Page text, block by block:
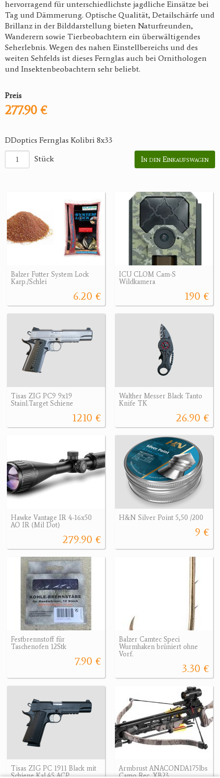
hervorragend für unterschiedlichste jagdliche Einsätze bei
Tag und Dämmerung. Optische Qualität, Detailschärfe und
Brillanz in der Bilddarstellung bieten Naturfreunden,
Wanderern sowie Tierbeobachtern ein überwältigendes
Seherlebnis. Wegen des nahen Einstellbereichs und des
weiten Sehfelds ist dieses Fernglas auch bei Ornithologen
und Insektenbeobachtern sehr beliebt.
Preis
277.90 €
DDoptics Fernglas Kolibri 8x33
Stück
In den Einkaufswagen
Balzer Futter System Lock
Karp./Schlei
6.20 €
ICU CLOM Cam-S
Wildkamera
190 €
Tisas ZIG PC9 9x19
Stainl.Target Schiene
1210 €
Walther Messer Black Tanto
Knife TK
26.90 €
Hawke Vantage IR 4-16x50
AO IR (Mil Dot)
279.90 €
H&N Silver Point 5,50 /200
9 €
Festbrennstoff für
Taschenofen 12Stk
7.90 €
Balzer Camtec Speci
Wurmhaken brüniert ohne
Vorf.
3.30 €
Tisas ZIG PC 1911 Black mit
Schiene Kal.45 ACP
Armbrust ANACONDA175lbs
Camo Rec. XB23